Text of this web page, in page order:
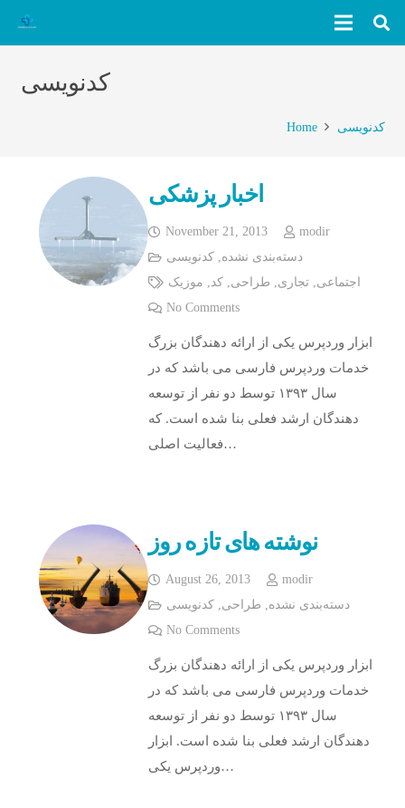
کدنویسی
Home کدنویسی
اخبار پزشکی
November 21, 2013
modir
دسته‌بندی نشده ,کدنویسی
اجتماعی ,تجاری طراحی ,کد
موزیک
No Comments
ابزار وردپرس یکی از ارائه دهندگان بزرگ
خدمات وردپرس فارسی می باشد که در
سال ۱۳۹۳ توسط دو نفر از توسعه
دهندگان ارشد فعلی بنا شده است. که
فعالیت اصلی…
نوشته های تازه روز
August 26, 2013
modir
دسته‌بندی نشده
طراحی ,کدنویسی
No Comments
ابزار وردپرس یکی از ارائه دهندگان بزرگ
خدمات وردپرس فارسی می باشد که در
سال ۱۳۹۳ توسط دو نفر از توسعه
دهندگان ارشد فعلی بنا شده است. ابزار
وردپرس یکی…